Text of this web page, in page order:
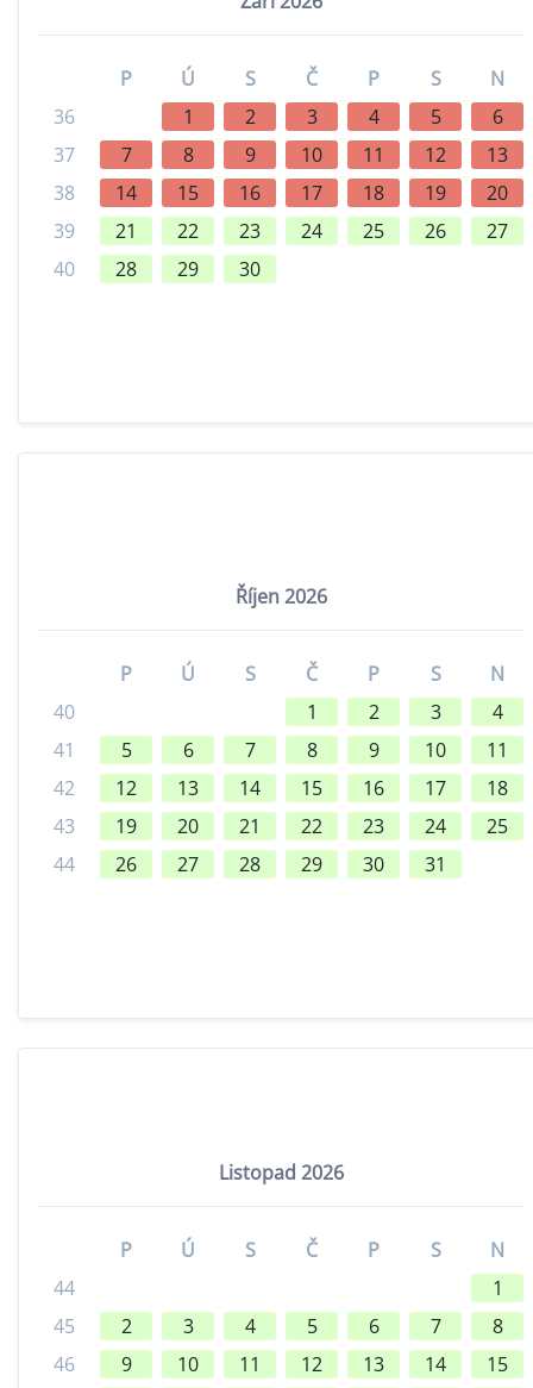
P Ú S Č P S
N
36
1 2 3 4 5
6
37
7 8 9 10 11 12
13
38
14 15 16 17 18 19
20
39
21 22 23 24 25 26
27
40
28 29 30
Říjen 2026
P Ú S Č P S
N
40
1 2 3
4
41
5 6 7 8 9 10
11
42
12 13 14 15 16 17
18
43
19 20 21 22 23 24
25
44
26 27 28 29 30 31
Listopad 2026
P Ú S Č P S
N
44
1
45
2 3 4 5 6 7
8
46
9 10 11 12 13 14
15